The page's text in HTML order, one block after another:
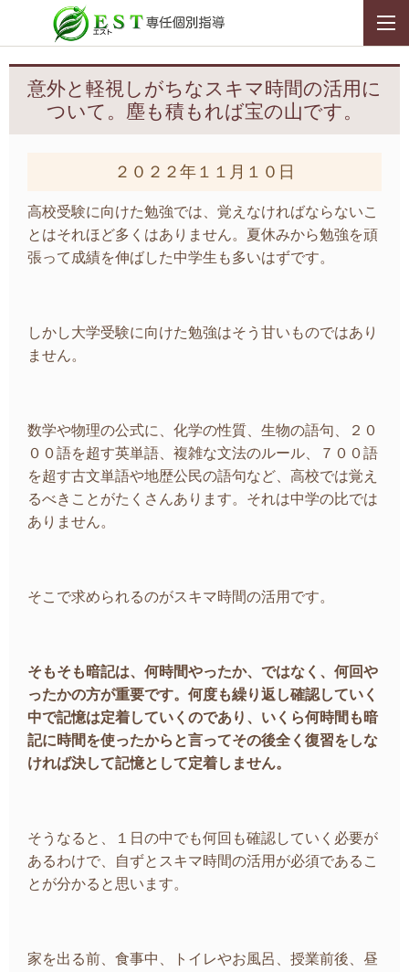
意外と軽視しがちなスキマ時間の活用に
ついて。塵も積もれば宝の山です。
２０２２年１１月１０日
高校受験に向けた勉強では、覚えなければならないこ
とはそれほど多くはありません。夏休みから勉強を頑
張って成績を伸ばした中学生も多いはずです。
しかし大学受験に向けた勉強はそう甘いものではあり
ません。
数学や物理の公式に、化学の性質、生物の語句、２０
００語を超す英単語、複雑な文法のルール、７００語
を超す古文単語や地歴公民の語句など、高校では覚え
るべきことがたくさんあります。それは中学の比では
ありません。
そこで求められるのがスキマ時間の活用です。
そもそも暗記は、何時間やったか、ではなく、何回や
ったかの方が重要です。何度も繰り返し確認していく
中で記憶は定着していくのであり、いくら何時間も暗
記に時間を使ったからと言ってその後全く復習をしな
ければ決して記憶として定着しません。
そうなると、１日の中でも何回も確認していく必要が
あるわけで、自ずとスキマ時間の活用が必須であるこ
とが分かると思います。
家を出る前、食事中、トイレやお風呂、授業前後、昼